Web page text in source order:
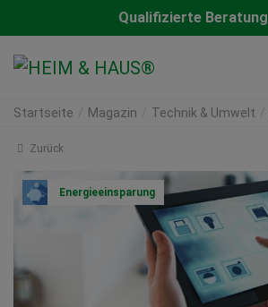
Qualifizierte Beratung
Startseite Magazin Technik & Umwelt
Zurück
Energieeinsparung